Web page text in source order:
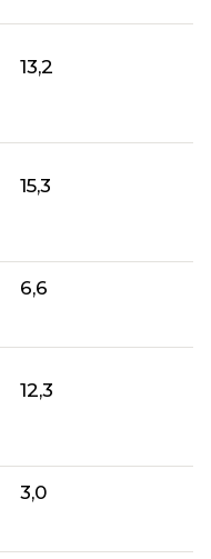
13,2
15,3
6,6
12,3
3,0